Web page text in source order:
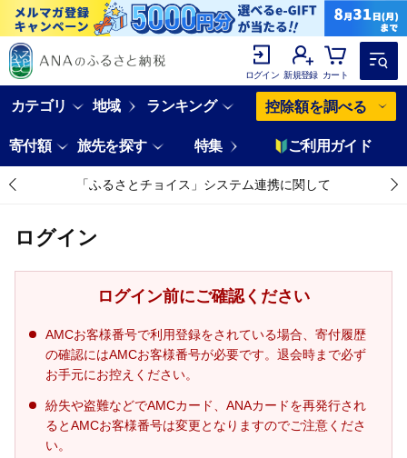
ログイン 新規登録 カート
カテゴリ 地域 ランキング 控除額を調べる
寄付額 旅先を探す 特集 ご利用ガイド
「ふるさとチョイス」システム連携に関して
ログイン
ログイン前にご確認ください
AMCお客様番号で利用登録をされている場合、寄付履歴
の確認にはAMCお客様番号が必要です。退会時まで必ず
お手元にお控えください。
紛失や盗難などでAMCカード、ANAカードを再発行され
るとAMCお客様番号は変更となりますのでご注意くださ
い。